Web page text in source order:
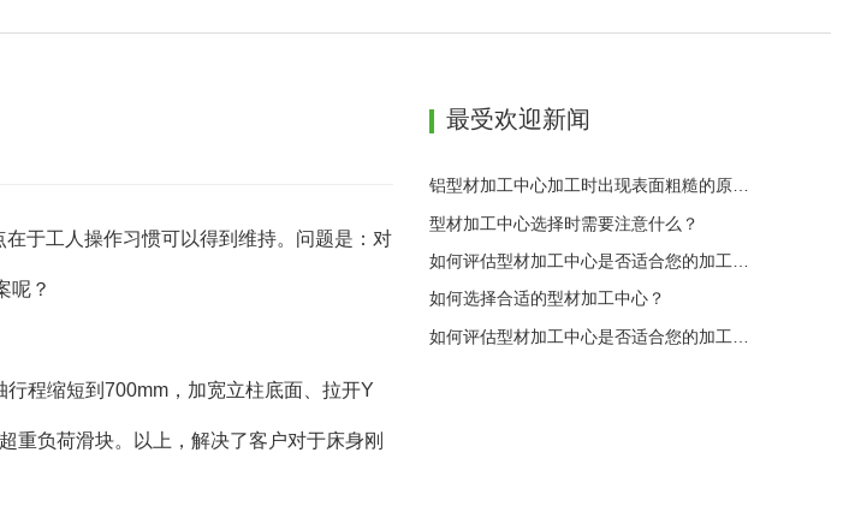
于工人操作习惯可以得到维持。问题是：对
呢？
程缩短到700mm，加宽立柱底面、拉开Y
重负荷滑块。以上，解决了客户对于床身刚
最受欢迎新闻
铝型材加工中心加工时出现表面粗糙的原因是什么？
型材加工中心选择时需要注意什么？
如何选择合适的型材加工中心？